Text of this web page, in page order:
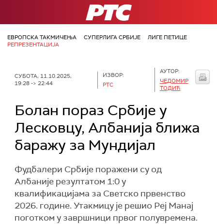
РТС
ЕВРОПСКА ТАКМИЧЕЊА СУПЕРЛИГА СРБИЈЕ
ЛИГЕ ПЕТИЦЕ
РЕПРЕЗЕНТАЦИЈА
СУБОТА, 11.10.2025,
19:28 -> 22:44
ИЗВОР:
РТС
АУТОР:
ЧЕДОМИР
ТОДИЋ
Болан пораз Србије у
Лесковцу, Албанија ближа
баражу за Мундијал
Фудбалери Србије поражени су од
Албаније резултатом 1:0 у
квалификацијама за Светско првенство
2026. године. Утакмицу је решио Реј Манај
поготком у завршници првог полувремена.